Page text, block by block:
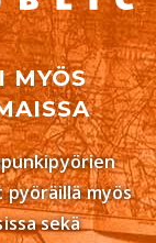
MYÖS
pyöräillä myös
sekä